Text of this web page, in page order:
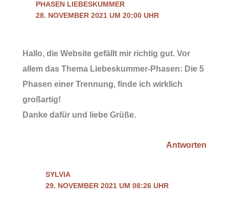
PHASEN LIEBESKUMMER
28. NOVEMBER 2021 UM 20:00 UHR
Hallo, die Website gefällt mir richtig gut. Vor
allem das Thema Liebeskummer-Phasen: Die 5
Phasen einer Trennung, finde ich wirklich
großartig!
Danke dafür und liebe Grüße.
Antworten
SYLVIA
29. NOVEMBER 2021 UM 08:26 UHR